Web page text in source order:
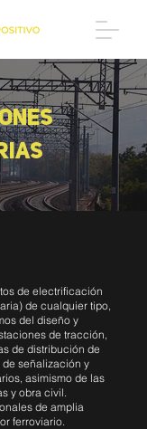
de electrificación
de cualquier tipo,
del diseño y
de tracción,
de distribución de
de señalización y
asimismo de las
y obra civil.
de amplia
ferroviario.